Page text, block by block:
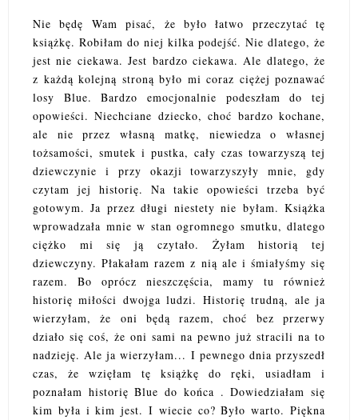
Nie będę Wam pisać, że było łatwo przeczytać tę
książkę. Robiłam do niej kilka podejść. Nie dlatego, że
jest nie ciekawa. Jest bardzo ciekawa. Ale dlatego, że
z każdą kolejną stroną było mi coraz ciężej poznawać
losy Blue. Bardzo emocjonalnie podeszłam do tej
opowieści. Niechciane dziecko, choć bardzo kochane,
ale nie przez własną matkę, niewiedza o własnej
tożsamości, smutek i pustka, cały czas towarzyszą tej
dziewczynie i przy okazji towarzyszyły mnie, gdy
czytam jej historię. Na takie opowieści trzeba być
gotowym. Ja przez długi niestety nie byłam. Książka
wprowadzała mnie w stan ogromnego smutku, dlatego
ciężko mi się ją czytało. Żyłam historią tej
dziewczyny. Płakałam razem z nią ale i śmiałyśmy się
razem. Bo oprócz nieszczęścia, mamy tu również
historię miłości dwojga ludzi. Historię trudną, ale ja
wierzyłam, że oni będą razem, choć bez przerwy
działo się coś, że oni sami na pewno już stracili na to
nadzieję. Ale ja wierzyłam... I pewnego dnia przyszedł
czas, że wzięłam tę książkę do ręki, usiadłam i
poznałam historię Blue do końca . Dowiedziałam się
kim była i kim jest. I wiecie co? Było warto. Piękna